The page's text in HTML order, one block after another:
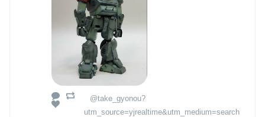
@take_gyonou?
utm_source=yjrealtime&utm_medium=search